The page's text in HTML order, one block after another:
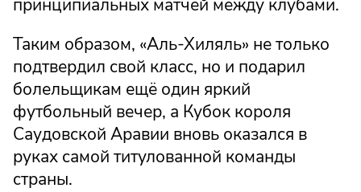
принципиальных матчей между клубами.
Таким образом, «Аль-Хиляль» не только
подтвердил свой класс, но и подарил
болельщикам ещё один яркий
футбольный вечер, а Кубок короля
Саудовской Аравии вновь оказался в
руках самой титулованной команды
страны.